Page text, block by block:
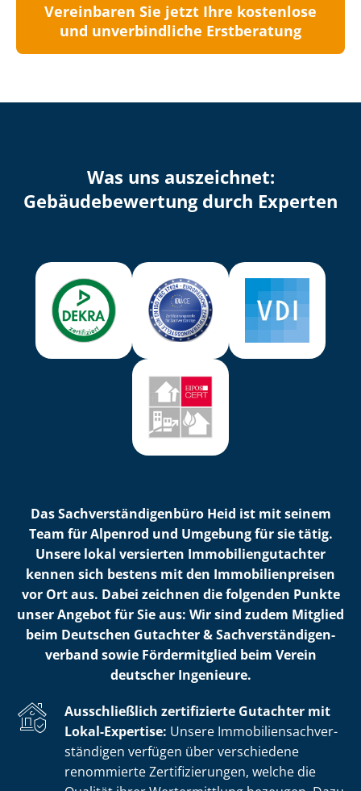
Vereinbaren Sie jetzt Ihre kostenlose
und unverbindliche Erstberatung
Was uns auszeichnet:
Ge­bäu­de­be­wer­tung durch Experten
Das Sach­ver­stän­di­gen­bü­ro Heid ist mit seinem
Team für Alpenrod und Umgebung für sie tätig.
Unsere lokal versierten Im­mo­bi­li­en­gut­ach­ter
kennen sich bestens mit den Im­mo­bi­li­en­prei­sen
vor Ort aus. Dabei zeichnen die folgenden Punkte
unser Angebot für Sie aus: Wir sind zudem Mitglied
beim Deutschen Gutachter & Sach­ver­stän­di­gen­
ver­band sowie Fördermitglied beim Verein
deutscher Ingenieure.
Ausschließlich zertifizierte Gutachter mit
Lokal-Expertise: Unsere Im­mo­bi­li­en­sach­ver­
stän­di­gen verfügen über verschiedene
renommierte Zer­ti­fi­zie­run­gen, welche die